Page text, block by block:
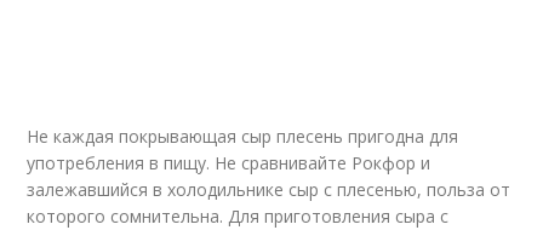
Не каждая покрывающая сыр плесень пригодна для
употребления в пищу. Не сравнивайте Рокфор и
залежавшийся в холодильнике сыр с плесенью, польза от
которого сомнительна. Для приготовления сыра с